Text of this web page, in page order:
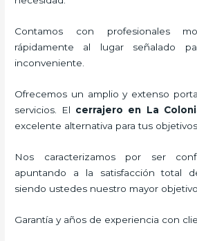
Contamos con profesionales
rápidamente al lugar señalado
inconveniente.
Ofrecemos un amplio y extenso
servicios. El cerrajero en La
excelente alternativa para tus objetivos.
Nos caracterizamos por ser
apuntando a la satisfacción total
siendo ustedes nuestro mayor
Garantía y años de experiencia con